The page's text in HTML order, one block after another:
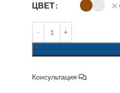
ЦВЕТ
Консультация